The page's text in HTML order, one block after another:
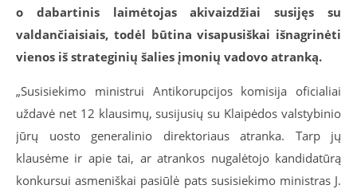
o dabartinis laimėtojas akivaizdžiai susijęs su
valdančiaisiais, todėl būtina visapusiškai išnagrinėti
vienos iš strateginių šalies įmonių vadovo atranką.
„Susisiekimo ministrui Antikorupcijos komisija oficialiai
uždavė net 12 klausimų, susijusių su Klaipėdos valstybinio
jūrų uosto generalinio direktoriaus atranka. Tarp jų
klausėme ir apie tai, ar atrankos nugalėtojo kandidatūrą
konkursui asmeniškai pasiūlė pats susisiekimo ministras J.